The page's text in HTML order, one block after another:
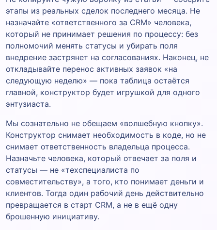
этапы из реальных сделок последнего месяца. Не
назначайте «ответственного за CRM» человека,
который не принимает решения по процессу: без
полномочий менять статусы и убирать поля
внедрение застрянет на согласованиях. Наконец, не
откладывайте перенос активных заявок «на
следующую неделю» — пока таблица остаётся
главной, конструктор будет игрушкой для одного
энтузиаста.
Мы сознательно не обещаем «волшебную кнопку».
Конструктор снимает необходимость в коде, но не
снимает ответственность владельца процесса.
Назначьте человека, который отвечает за поля и
статусы — не «техспециалиста по
совместительству», а того, кто понимает деньги и
клиентов. Тогда один рабочий день действительно
превращается в старт CRM, а не в ещё одну
брошенную инициативу.